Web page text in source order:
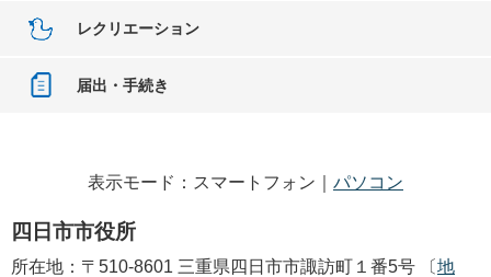
レクリエーション
届出・手続き
表示モード：スマートフォン｜ パソコン
四日市市役所
所在地：〒510-8601 三重県四日市市諏訪町１番5号 〔地